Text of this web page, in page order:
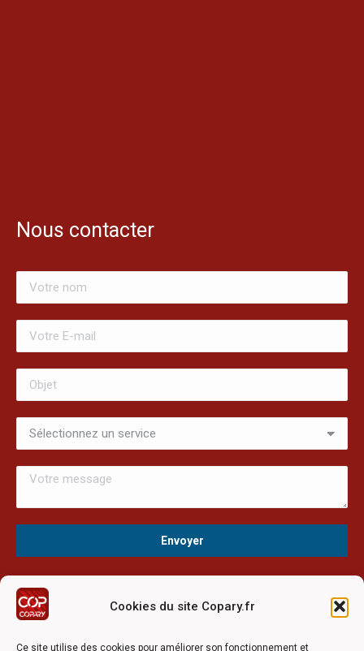
Cookies du site Copary.fr
Ce site utilise des cookies pour améliorer son fonctionnement et
Nous contacter
Ce site a été réalisé avec le soutien financier de l'Union